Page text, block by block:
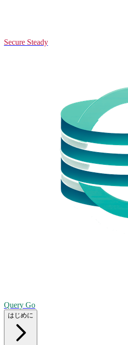
Secure Steady
Query Go
はじめに